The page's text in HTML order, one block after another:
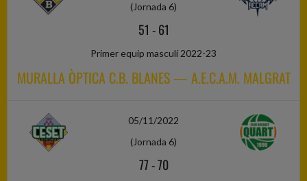
(Jornada 6)
51 -61
Primer equip masculí 2022-23
MURALLA ÒPTICA C.B. BLANES — A.E.C.A.M. MALGRAT
05/11/2022
(Jornada 6)
77-70